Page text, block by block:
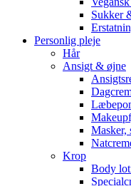
Sukker
Personlig pleje
Hår
Ansigt & øjne
Masker,
Krop
Body